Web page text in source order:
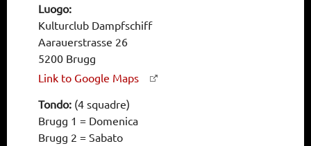
Luogo:
Kulturclub Dampfschiff
Aarauerstrasse 26
5200 Brugg
Link to Google Maps
Tondo: (4 squadre)
Brugg 1 = Domenica
Brugg 2 = Sabato